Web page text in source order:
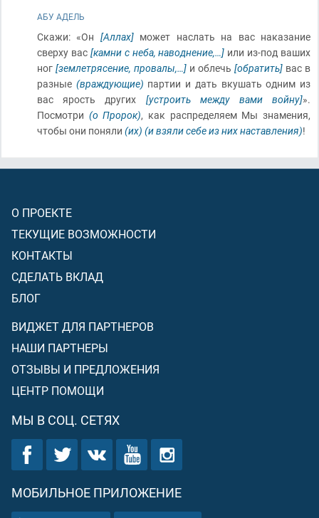
АБУ АДЕЛЬ
Скажи: «Он [Аллах]может наслать на вас наказание
сверху вас [камни с неба, наводнение,…] или из-под ваших
ног [землетрясение, провалы,…] и облечь [обратить] вас в
разные (враждующие) партии и дать вкушать одним из
вас ярость других [устроить между вами войну]».
Посмотри (о Пророк), как распределяем Мы знамения,
чтобы они поняли (их) (и взяли себе из них наставления)!
О ПРОЕКТЕ
ТЕКУЩИЕ ВОЗМОЖНОСТИ
КОНТАКТЫ
СДЕЛАТЬ ВКЛАД
БЛОГ
ВИДЖЕТ ДЛЯ ПАРТНЕРОВ
НАШИ ПАРТНЕРЫ
ОТЗЫВЫ И ПРЕДЛОЖЕНИЯ
ЦЕНТР ПОМОЩИ
МЫ В СОЦ. СЕТЯХ
МОБИЛЬНОЕ ПРИЛОЖЕНИЕ